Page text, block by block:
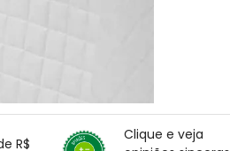
R$
Clique e veja